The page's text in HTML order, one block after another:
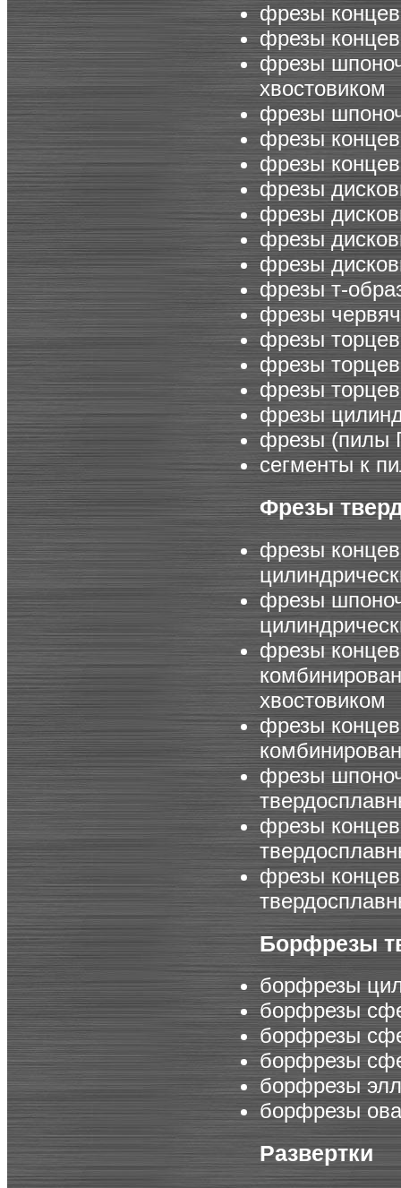
фрезы
фрезы
фрезы
хвостовиком
фрезы
фрезы
фрезы
фрезы
фрезы
фрезы
фрезы
фрезы т-
фрезы
фрезы
фрезы
фрезы
фрезы
фрезы (пилы
сегменты к
Фрезы
фрезы
фрезы
фрезы
хвостовиком
фрезы
фрезы
фрезы
фрезы
Борфрезы
борфрезы
борфрезы
борфрезы
борфрезы
борфрезы
борфрезы
Развертки